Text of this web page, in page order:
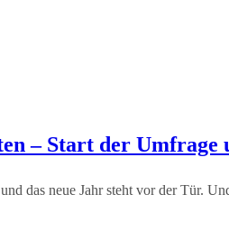
– Start der
das neue Jahr steht vor der Tür.